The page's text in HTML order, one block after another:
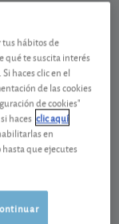
puede que
de
de arroz de
el siglo XVII.
en los
que luego
precio pagase
obtenía el
tus hábitos de
qué te suscita interés
haces clic en el
de las cookies
de cookies"
haces clic aquí
en
que ejecutes